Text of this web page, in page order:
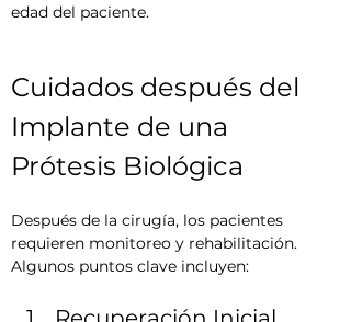
edad del paciente.
Cuidados después del
Implante de una
Prótesis Biológica
Después de la cirugía, los pacientes
requieren monitoreo y rehabilitación.
Algunos puntos clave incluyen: